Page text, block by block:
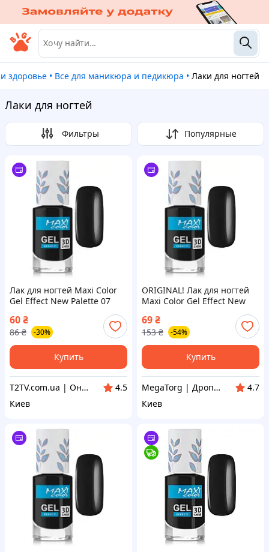
и здоровье • Все для маникюра и педикюра • Лаки для ногтей
Лаки для ногтей
Фильтры Популярные
Лак для ногтей Maxi Color
Gel Effect New Palette 07
60₴
86 ₴ -30%
Купить
T2TV.com.ua | Онлайн Гипермаркет
4.5
Киев
ORIGINAL! Лак для ногтей
Maxi Color Gel Effect New
Palette 07 (4823077509681) -
Качество! Гарантия!
MegaTorg.com.ua
69₴
153 ₴ -54%
Купить
MegaTorg | Дропшиппинг и Опт
4.7
Киев